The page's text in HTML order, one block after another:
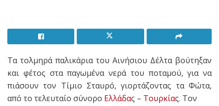
Τα τολμηρά παλικάρια του Αινήσιου Δέλτα βούτηξαν
και φέτος στα παγωμένα νερά του ποταμού, για να
πιάσουν τον Τίμιο Σταυρό, γιορτάζοντας τα Φώτα,
από το τελευταίο σύνορο Ελλάδας – Τουρκίας. Τον